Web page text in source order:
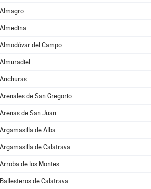
Almagro
Almedina
Almodóvar del Campo
Almuradiel
Anchuras
Arenales de San Gregorio
Arenas de San Juan
Argamasilla de Alba
Argamasilla de Calatrava
Arroba de los Montes
Ballesteros de Calatrava